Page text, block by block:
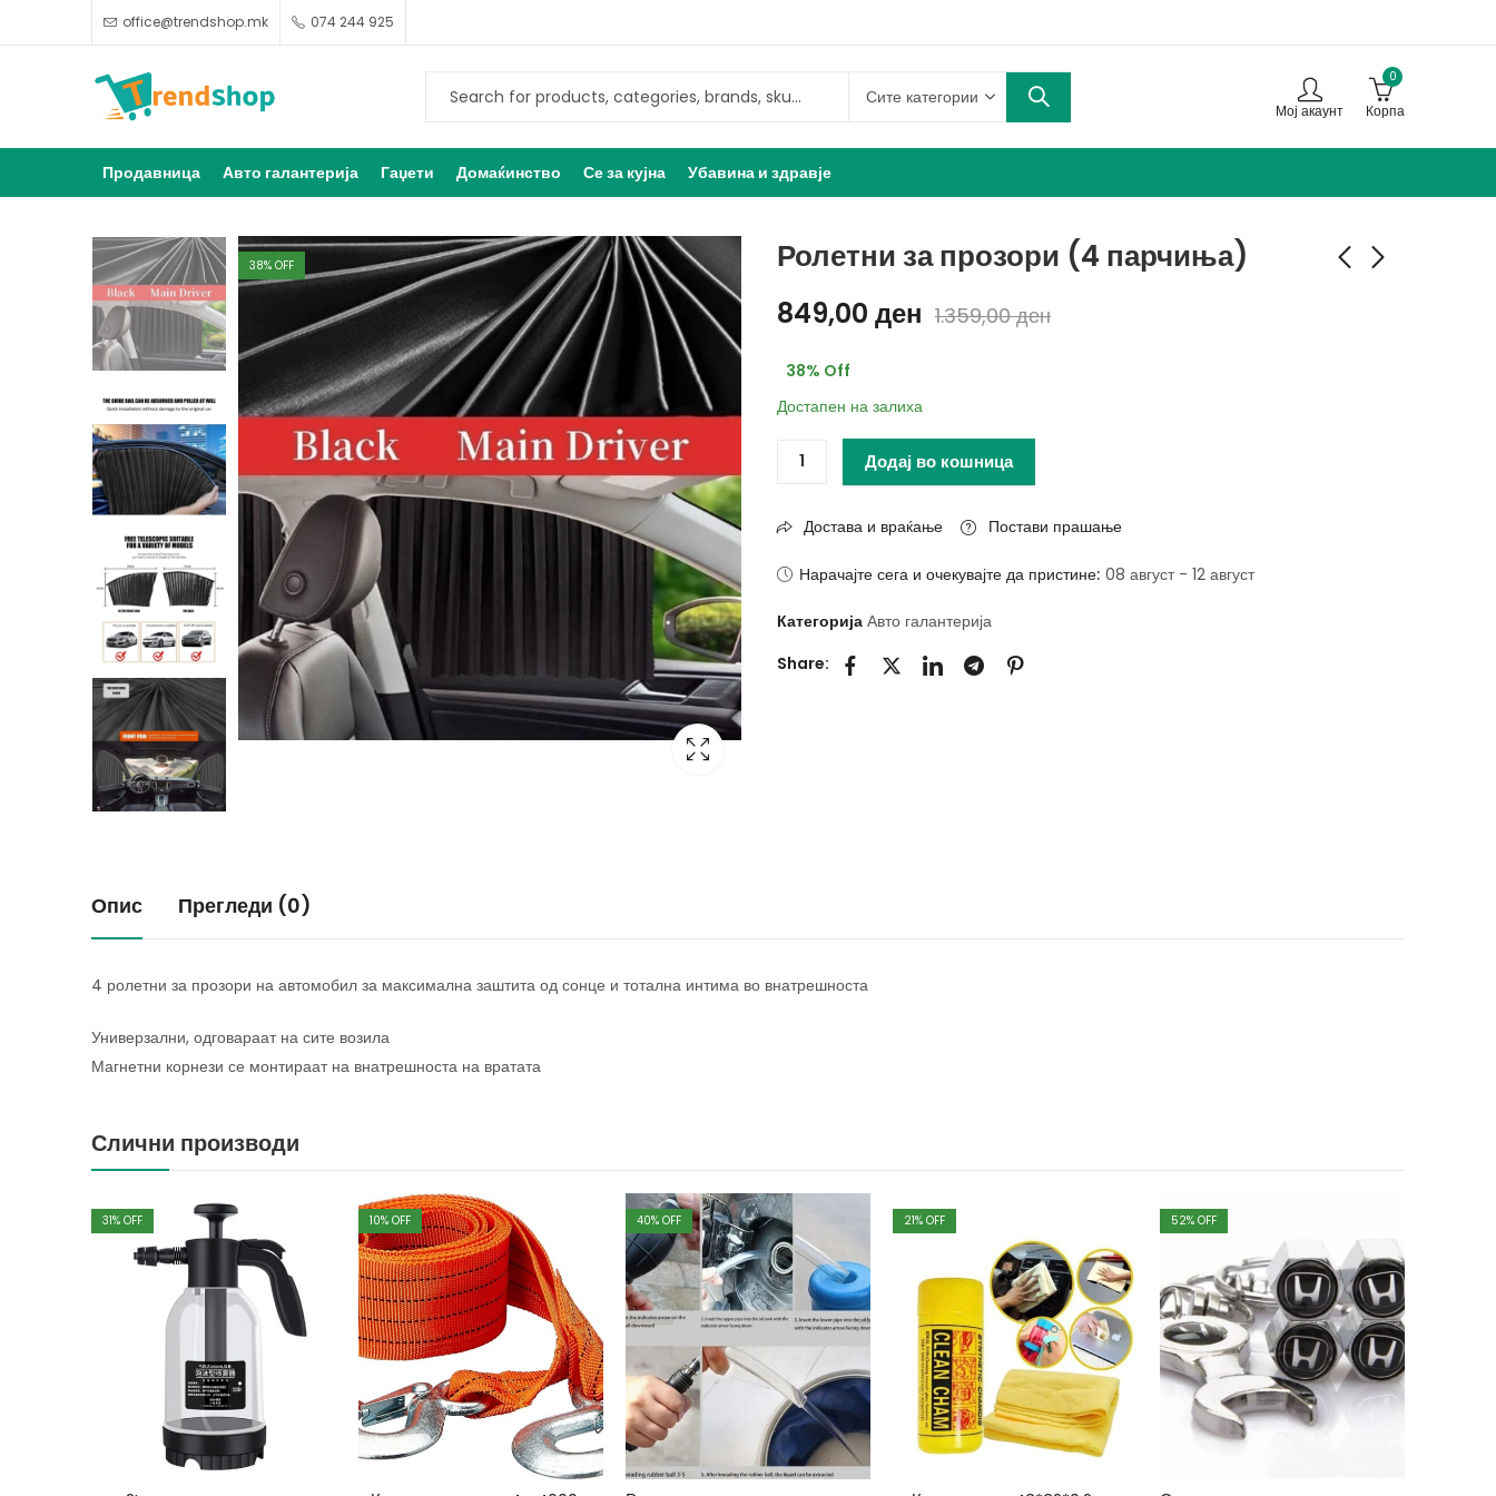
office@trendshop.mk 074 244 925
Мој акаунт
0
Корпа
Продавница Авто галантерија Гаџети Домаќинство Се за кујна Убавина и здравје
38% OFF Ролетни за прозори (4 парчиња)
849,00 ден 1.359,00ден
38% Off
Достапен на залиха
Додај во кошница
Достава и враќање Постави прашање
Нарачајте сега и очекувајте да пристине: 08 август - 12 август
Категорија Авто галантерија
Share:
Опис Прегледи (0)
4 ролетни за прозори на автомобил за максимална заштита од сонце и тотална интима во внатрешноста
Универзални, одговараат на сите возила
Магнетни корнези се монтираат на внатрешноста на вратата
Слични производи
31% OFF 10% OFF 40% OFF 21% OFF 52% OFF